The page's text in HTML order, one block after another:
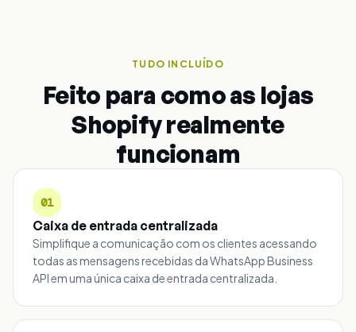
TUDO INCLUÍDO
Feito para como as lojas
Shopify realmente
funcionam
01
Caixa de entrada centralizada
Simplifique a comunicação com os clientes acessando
todas as mensagens recebidas da WhatsApp Business
API em uma única caixa de entrada centralizada.